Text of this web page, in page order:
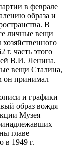
в феврале
образа и
В
личные вещи
часть этого
В.И. Ленина.
вещи Сталина,
он принимал
и графики
образ вождя –
Музея
главе
в 1949 г.